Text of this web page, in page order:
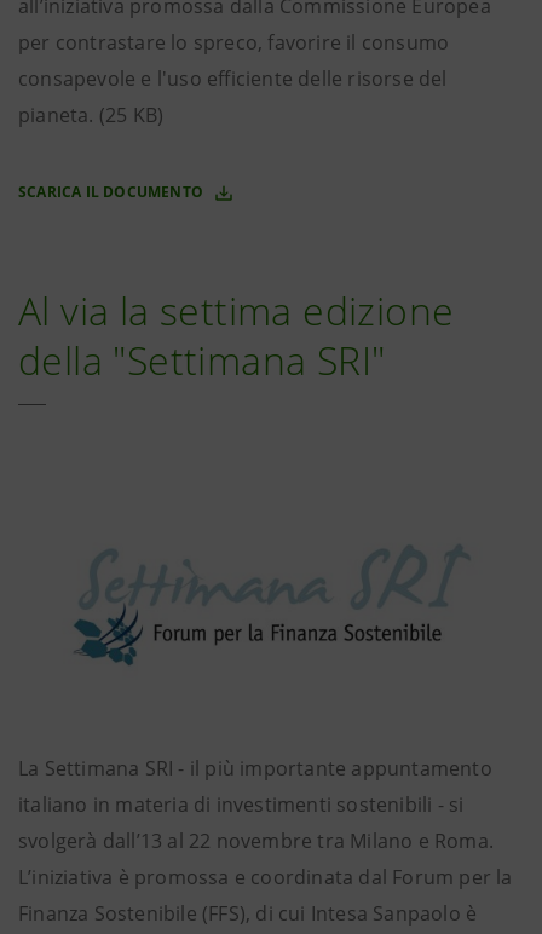
all’iniziativa promossa dalla Commissione Europea
per contrastare lo spreco, favorire il consumo
consapevole e l'uso efficiente delle risorse del
pianeta. (25 KB)
SCARICA IL DOCUMENTO
Al via la settima edizione
della "Settimana SRI"
La Settimana SRI - il più importante appuntamento
italiano in materia di investimenti sostenibili - si
svolgerà dall’13 al 22 novembre tra Milano e Roma.
L’iniziativa è promossa e coordinata dal Forum per la
Finanza Sostenibile (FFS), di cui Intesa Sanpaolo è